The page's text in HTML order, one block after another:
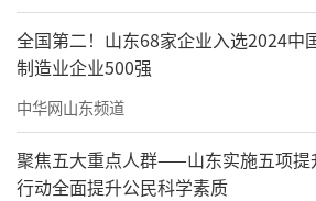
全国第二！山东68家企业入选2024中
制造业企业500强
中华网山东频道
聚焦五大重点人群——山东实施五项提
行动全面提升公民科学素质